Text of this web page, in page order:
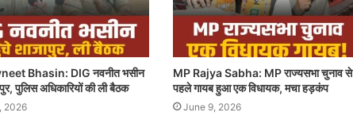
Bhasin: DIG नवनीत भसीन
पुलिस अधिकारियों की ली बैठक
2026
MP Rajya Sabha: MP राज्यसभा चुनाव से
पहले गायब हुआ एक विधायक, मचा हड़कंप
June 9, 2026